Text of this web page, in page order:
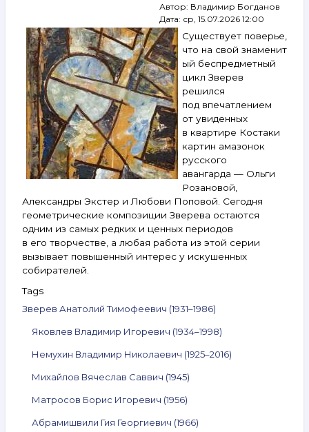
Острецов
и другие.
29 июля —
4 августа 2026
Автор: Владимир Богданов
Дата: ср, 15.07.2026 12:00
Существует поверье,
что на свой знаменит
ый беспредметный
цикл Зверев
решился
под впечатлением
от увиденных
в квартире Костаки
картин амазонок
русского
авангарда — Ольги
Розановой,
Александры Экстер и Любови Поповой. Сегодня
геометрические композиции Зверева остаются
одним из самых редких и ценных периодов
в его творчестве, а любая работа из этой серии
вызывает повышенный интерес у искушенных
собирателей.
Tags
Зверев Анатолий Тимофеевич (1931–1986)
Яковлев Владимир Игоревич (1934–1998)
Немухин Владимир Николаевич (1925–2016)
Михайлов Вячеслав Саввич (1945)
Матросов Борис Игоревич (1956)
Абрамишвили Гия Георгиевич (1966)